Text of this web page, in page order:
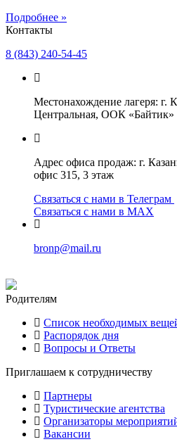
Подробнее »
Контакты
8 (843) 240-54-45
Местонахождение лагеря: г.
Центральная, ООК «Байтик»
Адрес офиса продаж: г.
офис 315, 3 этаж
Связаться с нами в Телеграм
Связаться с нами в МАХ
bronp@mail.ru
Родителям
Список необходимых
Распорядок дня
Вопросы и Ответы
Приглашаем к сотрудничеству
Партнеры
Туристические агентства
Организаторы
Вакансии